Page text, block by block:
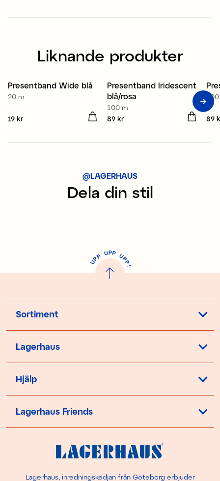
Liknande produkter
4 för 3
Presentband Wide blå
20 m
Pris:
19 kr
4 för 3
Presentband Iridescent
blå/rosa
100 m
Pris:
89 kr Pris
89
@LAGERHAUS
Dela din stil
U
P
P UPP UP
P
!
Sortiment
Lagerhaus
Hjälp
Lagerhaus Friends
Lagerhaus, inredningskedjan från Göteborg erbjuder